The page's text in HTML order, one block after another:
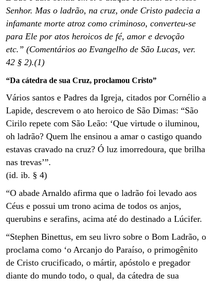
Senhor. Mas o ladrão, na cruz, onde Cristo padecia a
infamante morte atroz como criminoso, converteu-se
para Ele por atos heroicos de fé, amor e devoção
etc.” (Comentários ao Evangelho de São Lucas, ver.
42 § 2).(1)
“Da cátedra de sua Cruz, proclamou Cristo”
Vários santos e Padres da Igreja, citados por Cornélio a
Lapide, descrevem o ato heroico de São Dimas: “São
Cirilo repete com São Leão: ‘Que virtude o iluminou,
oh ladrão? Quem lhe ensinou a amar o castigo quando
estavas cravado na cruz? Ó luz imorredoura, que brilha
nas trevas’”.
(id. ib. § 4)
“O abade Arnaldo afirma que o ladrão foi levado aos
Céus e possui um trono acima de todos os anjos,
querubins e serafins, acima até do destinado a Lúcifer.
“Stephen Binettus, em seu livro sobre o Bom Ladrão, o
proclama como ‘o Arcanjo do Paraíso, o primogênito
de Cristo crucificado, o mártir, apóstolo e pregador
diante do mundo todo, o qual, da cátedra de sua